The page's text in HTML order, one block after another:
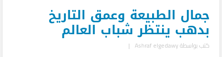
جمال الطبيعة وعمق التاريخ
بدهب ينتظر شباب العالم
كتب بواسطةAshraf elgedawy
|